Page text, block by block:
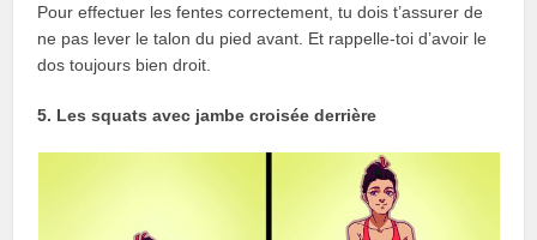
Pour effectuer les fentes correctement, tu dois t’assurer de
ne pas lever le talon du pied avant. Et rappelle-toi d’avoir le
dos toujours bien droit.
5. Les squats avec jambe croisée derrière